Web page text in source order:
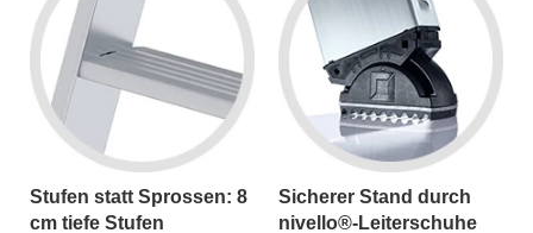
Stufen statt Sprossen: 8
cm tiefe Stufen
Sicherer Stand durch
nivello®-Leiterschuhe